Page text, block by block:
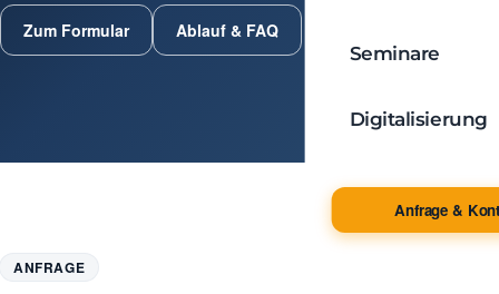
Seminare
Digitalisierung
Anfrage &
Zum Formular Ablauf & FAQ
ANFRAGE